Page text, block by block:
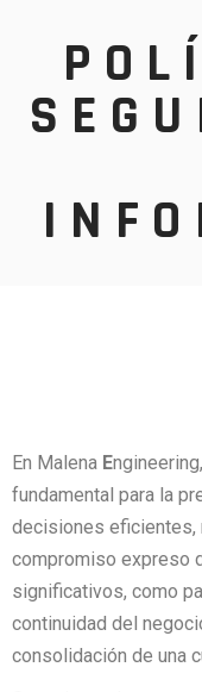
En Malena E
fundamental para la
decisiones eficientes,
compromiso expreso
significativos, como
continuidad del
consolidación de una